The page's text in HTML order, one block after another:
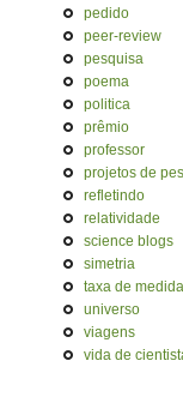
pedido
peer-review
pesquisa
poema
politica
prêmio
professor
projetos de
refletindo
relatividade
science blogs
simetria
taxa de medida
universo
viagens
vida de